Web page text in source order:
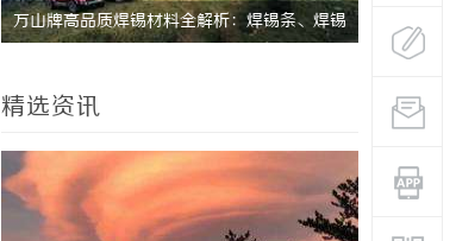
万山牌高品质焊锡材料全解析：焊锡条、焊锡 短剧网在
解析
精选资讯